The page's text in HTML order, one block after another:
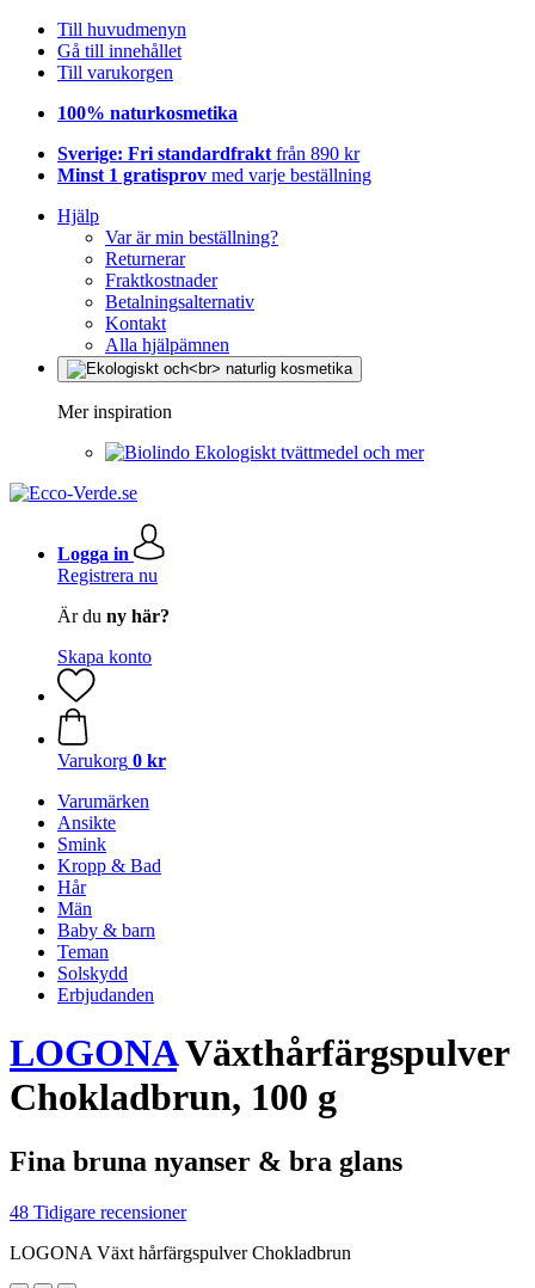
Till huvudmenyn
Gå till innehållet
Till varukorgen
100% naturkosmetika
Sverige: Fri standardfrakt från 890 kr
Minst 1 gratisprov med varje beställning
Hjälp
Var är min beställning?
Returnerar
Fraktkostnader
Betalningsalternativ
Kontakt
Alla hjälpämnen
Mer inspiration
Ekologiskt tvättmedel och mer
Logga in
Registrera nu
Är du ny här?
Skapa konto
Varukorg 0 kr
Varumärken
Ansikte
Smink
Kropp & Bad
Hår
Män
Baby & barn
Teman
Solskydd
Erbjudanden
LOGONAVäxthårfärgspulver
Chokladbrun, 100 g
Fina bruna nyanser & bra glans
48 Tidigare recensioner
LOGONA Växt hårfärgspulver Chokladbrun